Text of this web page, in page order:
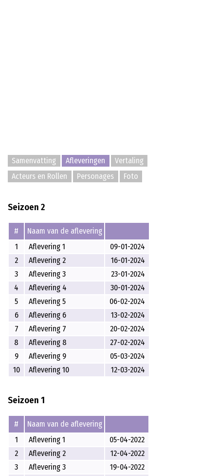
Samenvatting Afleveringen
Vertaling
Acteurs en Rollen
Personages Foto
Seizoen 2
#
Naam van de aflevering
1
Aflevering 1
09-01-2024
2
Aflevering 2
16-01-2024
3
Aflevering 3
23-01-2024
4
Aflevering 4
30-01-2024
5
Aflevering 5
06-02-2024
6
Aflevering 6
13-02-2024
7
Aflevering 7
20-02-2024
8
Aflevering 8
27-02-2024
9
Aflevering 9
05-03-2024
10
Aflevering 10 12-03-2024
Seizoen 1
#
Naam van de aflevering
1
Aflevering 1
05-04-2022
2
Aflevering 2
12-04-2022
3
Aflevering 3 19-04-2022